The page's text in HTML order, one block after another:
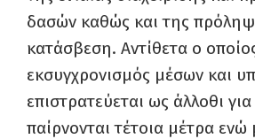
δασών καθώς και της
κατάσβεση. Αντίθετα ο
εκσυγχρονισμός μέσων και
επιστρατεύεται ως άλλοθι
παίρνονται τέτοια μέτρα ενώ